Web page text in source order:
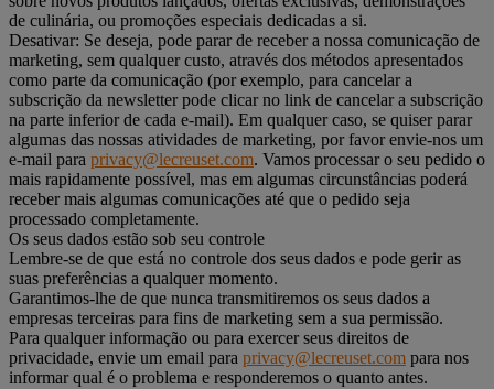
de culinária, ou promoções especiais dedicadas a si.
Desativar: Se deseja, pode parar de receber a nossa comunicação de
marketing, sem qualquer custo, através dos métodos apresentados
como parte da comunicação (por exemplo, para cancelar a
subscrição da newsletter pode clicar no link de cancelar a subscrição
na parte inferior de cada e-mail). Em qualquer caso, se quiser parar
algumas das nossas atividades de marketing, por favor envie-nos um
e-mail para privacy@lecreuset.com. Vamos processar o seu pedido o
mais rapidamente possível, mas em algumas circunstâncias poderá
receber mais algumas comunicações até que o pedido seja
processado completamente.
Os seus dados estão sob seu controle
Lembre-se de que está no controle dos seus dados e pode gerir as
suas preferências a qualquer momento.
Garantimos-lhe de que nunca transmitiremos os seus dados a
empresas terceiras para fins de marketing sem a sua permissão.
Para qualquer informação ou para exercer seus direitos de
privacidade, envie um email para privacy@lecreuset.com para nos
informar qual é o problema e responderemos o quanto antes.